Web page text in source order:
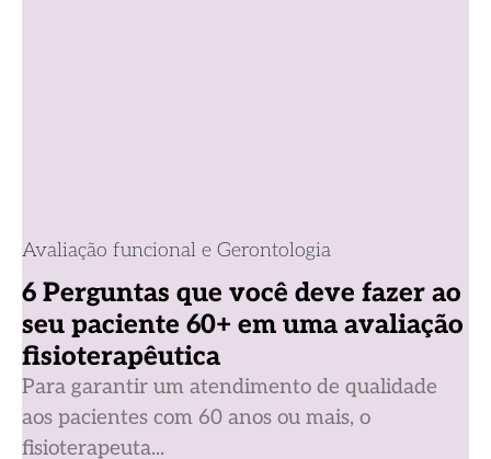
Avaliação funcional e Gerontologia
6 Perguntas que você deve fazer ao
seu paciente 60+ em uma avaliação
fisioterapêutica
Para garantir um atendimento de qualidade
aos pacientes com 60 anos ou mais, o
fisioterapeuta...